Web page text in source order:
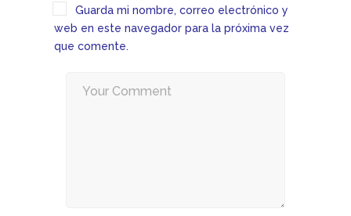
Guarda mi nombre, correo electrónico y
web en este navegador para la próxima vez
que comente.